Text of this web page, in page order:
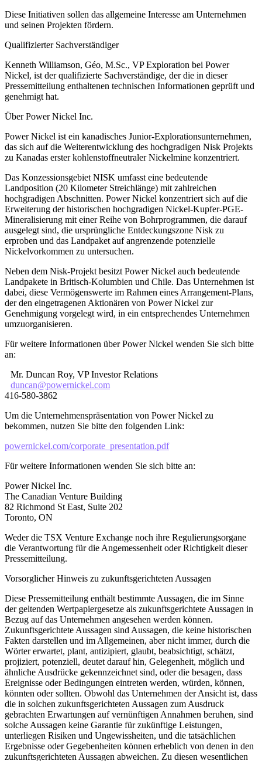
Diese Initiativen sollen das allgemeine Interesse am Unternehmen
und seinen Projekten fördern.
Qualifizierter Sachverständiger
Kenneth Williamson, Géo, M.Sc., VP Exploration bei Power
Nickel, ist der qualifizierte Sachverständige, der die in dieser
Pressemitteilung enthaltenen technischen Informationen geprüft und
genehmigt hat.
Über Power Nickel Inc.
Power Nickel ist ein kanadisches Junior-Explorationsunternehmen,
das sich auf die Weiterentwicklung des hochgradigen Nisk Projekts
zu Kanadas erster kohlenstoffneutraler Nickelmine konzentriert.
Das Konzessionsgebiet NISK umfasst eine bedeutende
Landposition (20 Kilometer Streichlänge) mit zahlreichen
hochgradigen Abschnitten. Power Nickel konzentriert sich auf die
Erweiterung der historischen hochgradigen Nickel-Kupfer-PGE-
Mineralisierung mit einer Reihe von Bohrprogrammen, die darauf
ausgelegt sind, die ursprüngliche Entdeckungszone Nisk zu
erproben und das Landpaket auf angrenzende potenzielle
Nickelvorkommen zu untersuchen.
Neben dem Nisk-Projekt besitzt Power Nickel auch bedeutende
Landpakete in Britisch-Kolumbien und Chile. Das Unternehmen ist
dabei, diese Vermögenswerte im Rahmen eines Arrangement-Plans,
der den eingetragenen Aktionären von Power Nickel zur
Genehmigung vorgelegt wird, in ein entsprechendes Unternehmen
umzuorganisieren.
Für weitere Informationen über Power Nickel wenden Sie sich bitte
an:
Mr. Duncan Roy, VP Investor Relations
duncan@powernickel.com
416-580-3862
Um die Unternehmenspräsentation von Power Nickel zu
bekommen, nutzen Sie bitte den folgenden Link:
powernickel.com/corporate_presentation.pdf
Für weitere Informationen wenden Sie sich bitte an:
Power Nickel Inc.
The Canadian Venture Building
82 Richmond St East, Suite 202
Toronto, ON
Weder die TSX Venture Exchange noch ihre Regulierungsorgane
die Verantwortung für die Angemessenheit oder Richtigkeit dieser
Pressemitteilung.
Vorsorglicher Hinweis zu zukunftsgerichteten Aussagen
Diese Pressemitteilung enthält bestimmte Aussagen, die im Sinne
der geltenden Wertpapiergesetze als zukunftsgerichtete Aussagen in
Bezug auf das Unternehmen angesehen werden können.
Zukunftsgerichtete Aussagen sind Aussagen, die keine historischen
Fakten darstellen und im Allgemeinen, aber nicht immer, durch die
Wörter erwartet, plant, antizipiert, glaubt, beabsichtigt, schätzt,
projiziert, potenziell, deutet darauf hin, Gelegenheit, möglich und
ähnliche Ausdrücke gekennzeichnet sind, oder die besagen, dass
Ereignisse oder Bedingungen eintreten werden, würden, können,
könnten oder sollten. Obwohl das Unternehmen der Ansicht ist, dass
die in solchen zukunftsgerichteten Aussagen zum Ausdruck
gebrachten Erwartungen auf vernünftigen Annahmen beruhen, sind
solche Aussagen keine Garantie für zukünftige Leistungen,
unterliegen Risiken und Ungewissheiten, und die tatsächlichen
Ergebnisse oder Gegebenheiten können erheblich von denen in den
zukunftsgerichteten Aussagen abweichen. Zu diesen wesentlichen